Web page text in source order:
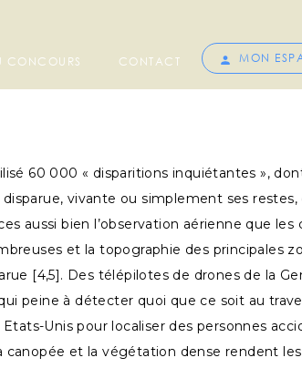
CONCOURS CONTACT MON
60 000 « disparitions inquiétantes »,
vivante ou simplement ses restes,
aussi bien l’observation aérienne que les
et la topographie des principales
[4,5]. Des télépilotes de drones de la
peine à détecter quoi que ce soit au
Unis pour localiser des personnes
et la végétation dense rendent